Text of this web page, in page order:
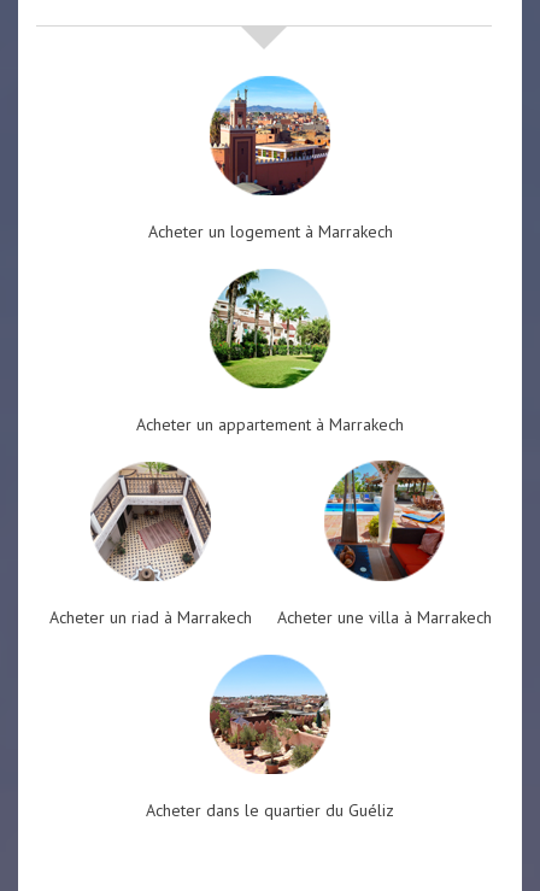
Acheter un logement à Marrakech
Acheter un appartement à Marrakech
Acheter un riad à Marrakech Acheter une villa à Marrakech
Acheter dans le quartier du Guéliz